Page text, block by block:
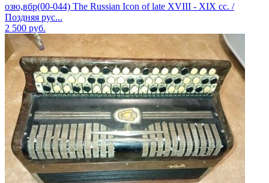
озю,вбр(00-044) The Russian Icon of late XVIII - XIX cc. /
Поздняя рус...
2 500 руб.